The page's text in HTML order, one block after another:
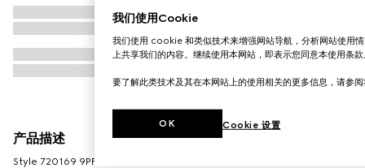
产品描述
Style ‎720169 9PFWW 9150
我们使用Cookie
我们使用 cookie 和类似技术来增强网站导航，分析网站使用
上共享我们的内容。继续使用本网站，即表示您同意本使用条
要了解此类技术及其在本网站上的使用相关的更多信息，请参
Cookie 设置
OK